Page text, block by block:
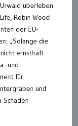
überleben
Robin Wood
der EU-
„Solange die
ernsthaft
und
für
und
Schaden